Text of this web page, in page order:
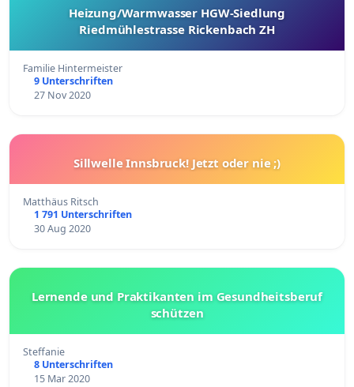
Heizung/Warmwasser HGW-Siedlung
Riedmühlestrasse Rickenbach ZH
Familie Hintermeister
9 Unterschriften
27 Nov 2020
Sillwelle Innsbruck! Jetzt oder nie ;)
Matthäus Ritsch
1 791 Unterschriften
30 Aug 2020
Lernende und Praktikanten im Gesundheitsberuf
schützen
Steffanie
8 Unterschriften
15 Mar 2020